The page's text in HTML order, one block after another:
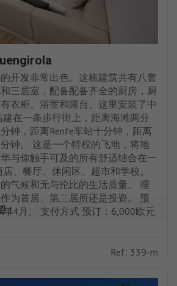
开发非常出色。这栋建筑共有八套
三居室，配备配备齐全的厨房，厨
衣柜、浴室和露台。这里安装了中
在一条步行街上，距离海滩两分
钟，距离Renfe车站十分钟，距离
钟。 这是一个特权的飞地，将地
与你触手可及的所有舒适结合在一
、餐厅、休闲区、超市和学校。
气候和无与伦比的生活质量。 理
为首居、第二居所还是投资。 预
4月。 支付方式 预订：6,000欧元
Ref: 339-m
1